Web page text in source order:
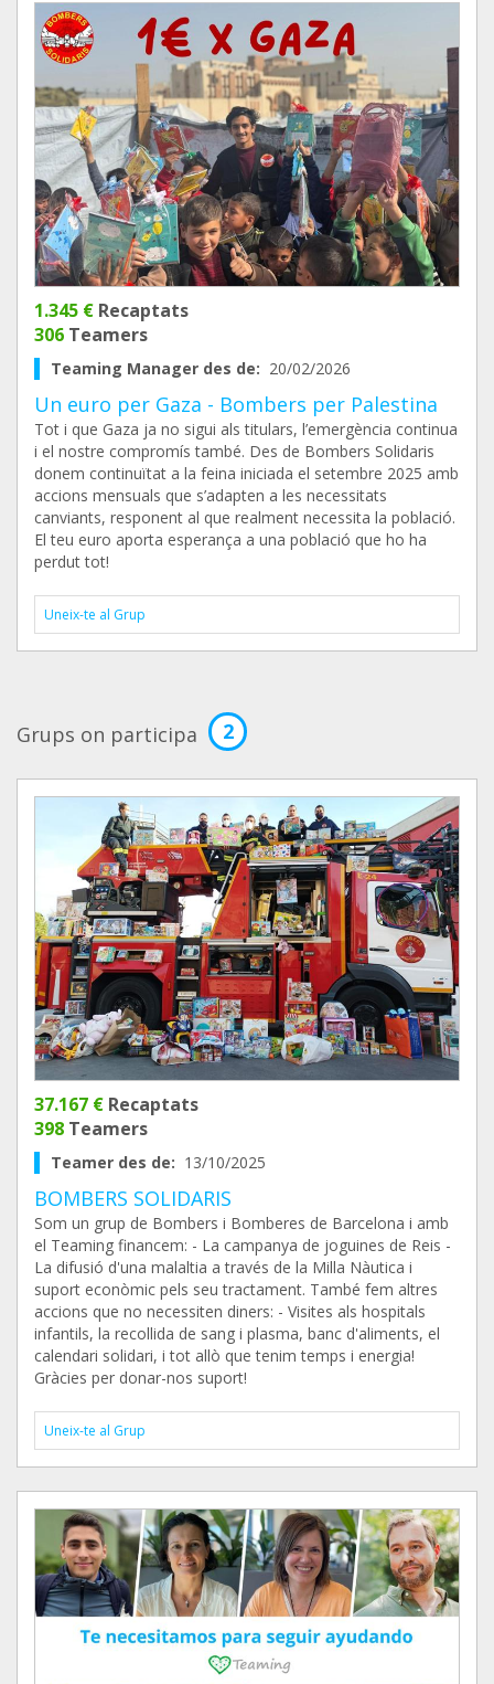
1.345 € Recaptats
306 Teamers
Teaming Manager des de: 20/02/2026
Un euro per Gaza - Bombers per Palestina
Tot i que Gaza ja no sigui als titulars, l’emergència continua
i el nostre compromís també. Des de Bombers Solidaris
donem continuïtat a la feina iniciada el setembre 2025 amb
accions mensuals que s’adapten a les necessitats
canviants, responent al que realment necessita la població.
El teu euro aporta esperança a una població que ho ha
perdut tot!
Uneix-te al Grup
Grups on participa 2
37.167 € Recaptats
398 Teamers
Teamer des de: 13/10/2025
BOMBERS SOLIDARIS
Som un grup de Bombers i Bomberes de Barcelona i amb
el Teaming financem: - La campanya de joguines de Reis -
La difusió d'una malaltia a través de la Milla Nàutica i
suport econòmic pels seu tractament. També fem altres
accions que no necessiten diners: - Visites als hospitals
infantils, la recollida de sang i plasma, banc d'aliments, el
calendari solidari, i tot allò que tenim temps i energia!
Gràcies per donar-nos suport!
Uneix-te al Grup